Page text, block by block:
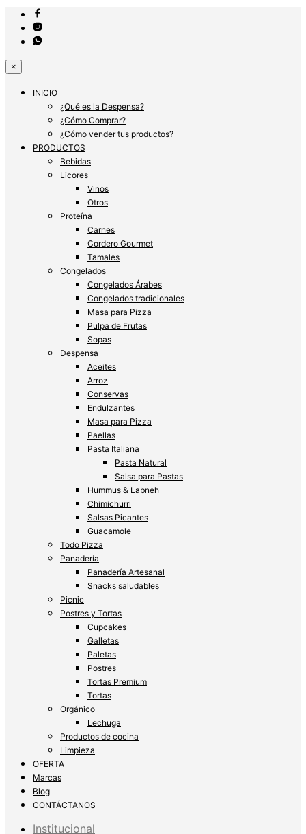
×
INICIO
¿Qué es la Despensa?
¿Cómo Comprar?
¿Cómo vender tus productos?
PRODUCTOS
Bebidas
Licores
Vinos
Otros
Proteína
Carnes
Cordero Gourmet
Tamales
Congelados
Congelados Árabes
Congelados tradicionales
Masa para Pizza
Pulpa de Frutas
Sopas
Despensa
Aceites
Arroz
Conservas
Endulzantes
Masa para Pizza
Paellas
Pasta Italiana
Pasta Natural
Salsa para Pastas
Hummus & Labneh
Chimichurri
Salsas Picantes
Guacamole
Todo Pizza
Panadería
Panadería Artesanal
Snacks saludables
Picnic
Postres y Tortas
Cupcakes
Galletas
Paletas
Postres
Tortas Premium
Tortas
Orgánico
Lechuga
Productos de cocina
Limpieza
OFERTA
Marcas
Blog
CONTÁCTANOS
Institucional